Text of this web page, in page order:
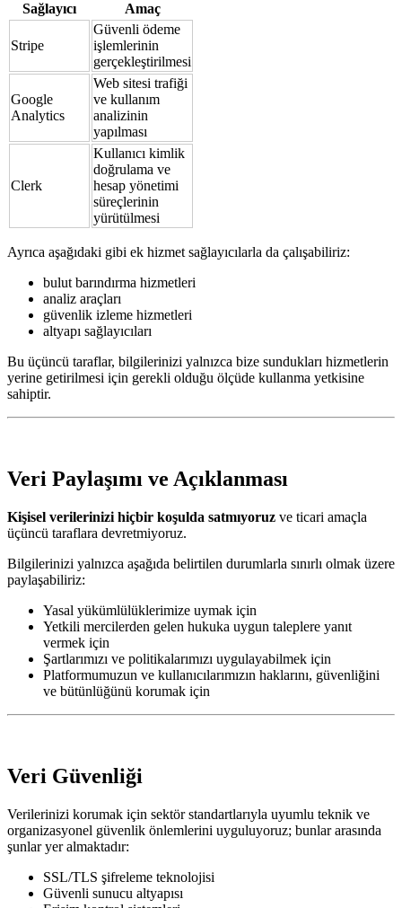
Sağlayıcı Amaç
Stripe
Güvenli ödeme
işlemlerinin
gerçekleştirilmesi
Google
Analytics
Web sitesi trafiği
ve kullanım
analizinin
yapılması
Clerk
Kullanıcı kimlik
doğrulama ve
hesap yönetimi
süreçlerinin
yürütülmesi
Ayrıca aşağıdaki gibi ek hizmet sağlayıcılarla da çalışabiliriz:
bulut barındırma hizmetleri
analiz araçları
güvenlik izleme hizmetleri
altyapı sağlayıcıları
Bu üçüncü taraflar, bilgilerinizi yalnızca bize sundukları hizmetlerin
yerine getirilmesi için gerekli olduğu ölçüde kullanma yetkisine
sahiptir.
Veri Paylaşımı ve Açıklanması
Kişisel verilerinizi hiçbir koşulda satmıyoruz ve ticari amaçla
üçüncü taraflara devretmiyoruz.
Bilgilerinizi yalnızca aşağıda belirtilen durumlarla sınırlı olmak üzere
paylaşabiliriz:
Yasal yükümlülüklerimize uymak için
Yetkili mercilerden gelen hukuka uygun taleplere yanıt
vermek için
Şartlarımızı ve politikalarımızı uygulayabilmek için
Platformumuzun ve kullanıcılarımızın haklarını, güvenliğini
ve bütünlüğünü korumak için
Veri Güvenliği
Verilerinizi korumak için sektör standartlarıyla uyumlu teknik ve
organizasyonel güvenlik önlemlerini uyguluyoruz; bunlar arasında
şunlar yer almaktadır:
SSL/TLS şifreleme teknolojisi
Güvenli sunucu altyapısı